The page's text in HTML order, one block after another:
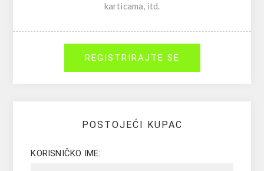
karticama, itd.
REGISTRIRAJTE SE
POSTOJEĆI KUPAC
KORISNIČKO IME: